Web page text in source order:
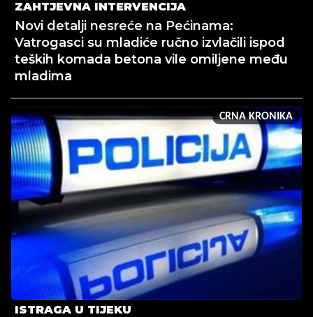
ZAHTJEVNA INTERVENCIJA
Novi detalji nesreće na Pećinama:
Vatrogasci su mladiće ručno izvlačili ispod
teških komada betona vile omiljene među
mladima
CRNA KRONIKA
ISTRAGA U TIJEKU